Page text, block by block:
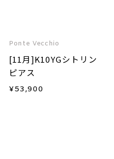
Ponte Vecchio
[11月]K10YGシトリン
ピアス
¥53,900